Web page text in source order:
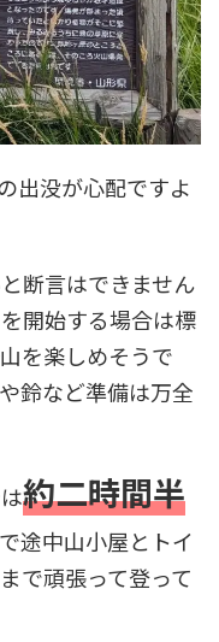
出没が心配ですよ
断言はできません
開始する場合は標
を楽しめそうで
鈴など準備は万全
約二時間半
途中山小屋とトイ
で頑張って登って